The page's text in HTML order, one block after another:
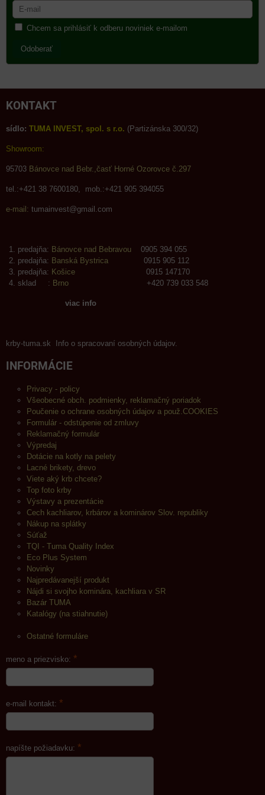
Chcem sa prihlásiť k odberu noviniek e-mailom
Odoberať
KONTAKT
sídlo: TUMA INVEST, spol. s r.o. (Partizánska 300/32)
Showroom:
95703 Bánovce nad Bebr.,časť Horné Ozorovce č.297
tel.:+421 38 7600180, mob.:+421 905 394055
e-mail: tumainvest@gmail.com
predajňa: Bánovce nad Bebravou 0905 394 055
predajňa: Banská Bystrica 0915 905 112
predajňa: Košice 0915 147170
sklad : Brno +420 739 033 548
viac info
krby-tuma.sk Info o spracovaní osobných údajov.
INFORMÁCIE
Privacy - policy
Všeobecné obch. podmienky, reklamačný poriadok
Poučenie o ochrane osobných údajov a použ.COOKIES
Formulár - odstúpenie od zmluvy
Reklamačný formulár
Výpredaj
Dotácie na kotly na pelety
Lacné brikety, drevo
Viete aký krb chcete?
Top foto krby
Výstavy a prezentácie
Cech kachliarov, krbárov a kominárov Slov. republiky
Nákup na splátky
Súťaž
TQI - Tuma Quality Index
Eco Plus System
Novinky
Najpredávanejší produkt
Nájdi si svojho kominára, kachliara v SR
Bazár TUMA
Katalógy (na stiahnutie)
Ostatné formuláre
meno a priezvisko: *
e-mail kontakt: *
napíšte požiadavku: *